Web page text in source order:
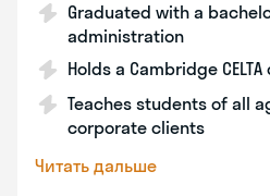
Graduated with a
administration
Holds a Cambridge
Teaches students of all
corporate clients
Читать дальше